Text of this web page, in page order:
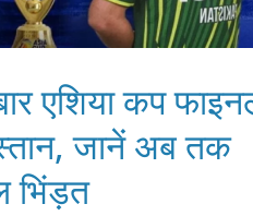
एशिया कप
जानें अब तक
भिंड़त